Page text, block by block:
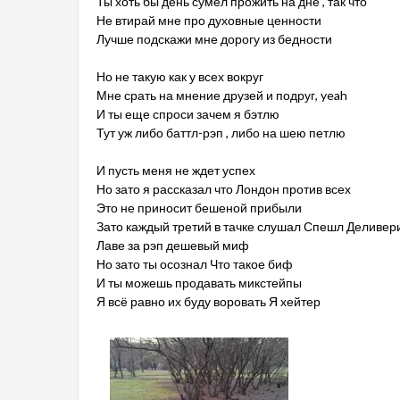
Не втирай мне про духовные ценности
Лучше подскажи мне дорогу из бедности
Но не такую как у всех вокруг
Мне срать на мнение друзей и подруг, yeah
И ты еще спроси зачем я бэтлю
Тут уж либо баттл-рэп , либо на шею петлю
И пусть меня не ждет успех
Но зато я рассказал что Лондон против всех
Это не приносит бешеной прибыли
Зато каждый третий в тачке слушал Спешл
Лаве за рэп дешевый миф
Но зато ты осознал Что такое биф
И ты можешь продавать микстейпы
Я всё равно их буду воровать Я хейтер